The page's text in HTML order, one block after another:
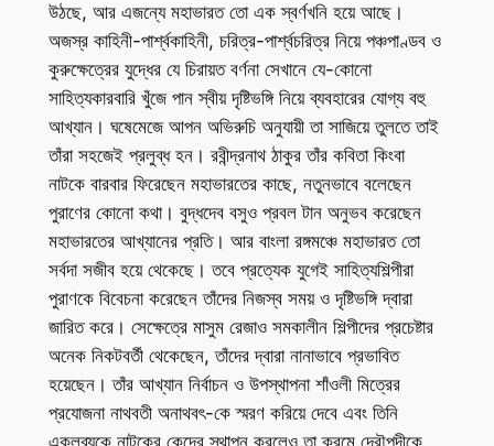
উঠছে, আর এজন্যে মহাভারত তো এক স্বর্ণখনি হয়ে আছে।
অজস্র কাহিনী-পার্শ্বকাহিনী, চরিত্র-পার্শ্বচরিত্র নিয়ে পঞ্চপাণ্ডব ও
কুরুক্ষেত্রের যুদ্ধের যে চিরায়ত বর্ণনা সেখানে যে-কোনো
সাহিত্যকারবারি খুঁজে পান স্বীয় দৃষ্টিভঙ্গি নিয়ে ব্যবহারের যোগ্য বহু
আখ্যান। ঘষেমেজে আপন অভিরুচি অনুযায়ী তা সাজিয়ে তুলতে তাই
তাঁরা সহজেই প্রলুব্ধ হন। রবীন্দ্রনাথ ঠাকুর তাঁর কবিতা কিংবা
নাটকে বারবার ফিরেছেন মহাভারতের কাছে, নতুনভাবে বলেছেন
পুরাণের কোনো কথা। বুদ্ধদেব বসুও প্রবল টান অনুভব করেছেন
মহাভারতের আখ্যানের প্রতি। আর বাংলা রঙ্গমঞ্চে মহাভারত তো
সর্বদা সজীব হয়ে থেকেছে। তবে প্রত্যেক যুগেই সাহিত্যশিল্পীরা
পুরাণকে বিবেচনা করেছেন তাঁদের নিজস্ব সময় ও দৃষ্টিভঙ্গি দ্বারা
জারিত করে। সেক্ষেত্রে মাসুম রেজাও সমকালীন শিল্পীদের প্রচেষ্টার
অনেক নিকটবর্তী থেকেছেন, তাঁদের দ্বারা নানাভাবে প্রভাবিত
হয়েছেন। তাঁর আখ্যান নির্বাচন ও উপস্থাপনা শাঁওলী মিত্রের
প্রযোজনা নাথবতী অনাথবৎ-কে স্মরণ করিয়ে দেবে এবং তিনি